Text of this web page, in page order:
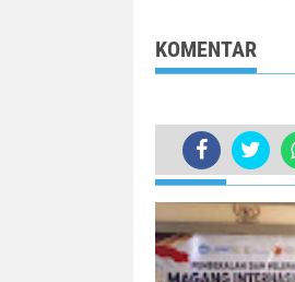
KOMENTAR
Bupati
TERKINI